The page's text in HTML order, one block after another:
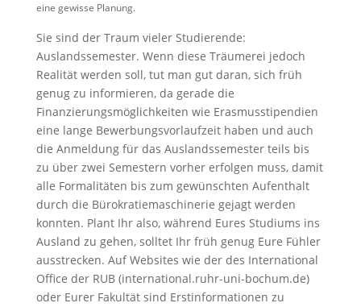
eine gewisse Planung.
Sie sind der Traum vieler Studierende:
Auslandssemester. Wenn diese Träumerei jedoch
Realität werden soll, tut man gut daran, sich früh
genug zu informieren, da gerade die
Finanzierungsmöglichkeiten wie Erasmusstipendien
eine lange Bewerbungsvorlaufzeit haben und auch
die Anmeldung für das Auslandssemester teils bis
zu über zwei Semestern vorher erfolgen muss, damit
alle Formalitäten bis zum gewünschten Aufenthalt
durch die Bürokratiemaschinerie gejagt werden
konnten. Plant Ihr also, während Eures Studiums ins
Ausland zu gehen, solltet Ihr früh genug Eure Fühler
ausstrecken. Auf Websites wie der des International
Office der RUB (international.ruhr-uni-bochum.de)
oder Eurer Fakultät sind Erstinformationen zu